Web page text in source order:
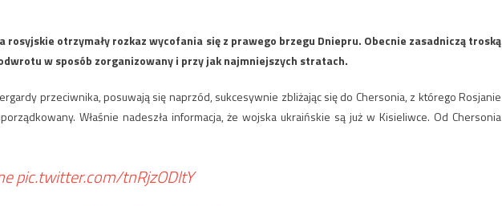
rosyjskie otrzymały rozkaz wycofania się z prawego brzegu Dniepru. Obecnie zasadniczą troską
w sposób zorganizowany i przy jak najmniejszych stratach.
przeciwnika, posuwają się naprzód, sukcesywnie zbliżając się do Chersonia, z którego Rosjanie
Właśnie nadeszła informacja, że wojska ukraińskie są już w Kisieliwce. Od Chersonia
pic.twitter.com/tnRjzODltY